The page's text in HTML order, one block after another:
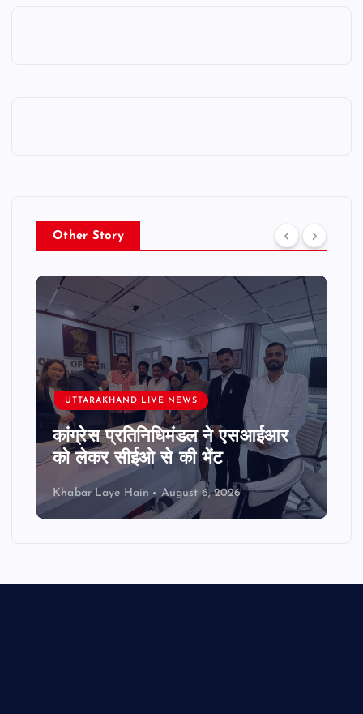
Other Story
UTTARAKHAND LIVE NEWS
कांग्रेस प्रतिनिधिमंडल ने एसआईआर
को लेकर सीईओ से की भेंट
Khabar Laye Hain August 6, 2026